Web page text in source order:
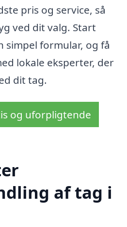
pris og service, så
ved dit valg. Start
simpel formular, og få
lokale eksperter, der
dit tag.
og uforpligtende
af tag i